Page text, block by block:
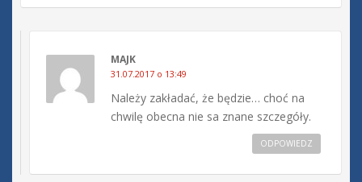
MAJK
31.07.2017 o 13:49
Należy zakładać, że będzie… choć na
chwilę obecna nie sa znane szczegóły.
ODPOWIEDZ